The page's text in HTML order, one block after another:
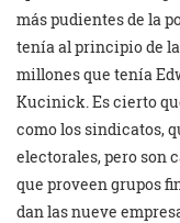
más pudientes de la
tenía al principio de
millones que tenía
Kucinick. Es cierto
como los sindicatos,
electorales, pero son
que proveen grupos
dan las nueve